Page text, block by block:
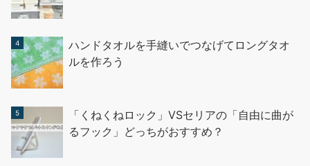
ハンドタオルを手縫いでつなげてロングタオ
ルを作ろう
「くねくねロック」VSセリアの「自由に曲が
るフック」どっちがおすすめ？